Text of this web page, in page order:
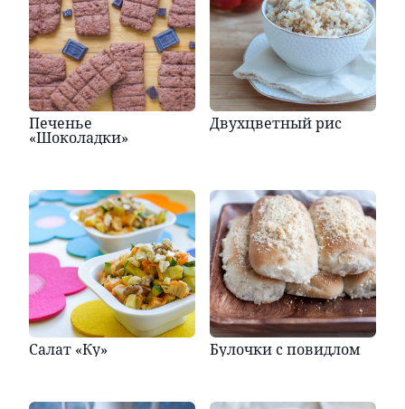
Печенье
«Шоколадки»
Двухцветный рис
Салат «Ку» Булочки с повидлом